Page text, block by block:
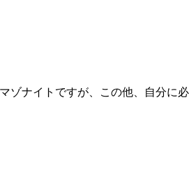
ゾナイトですが、この他、自分に